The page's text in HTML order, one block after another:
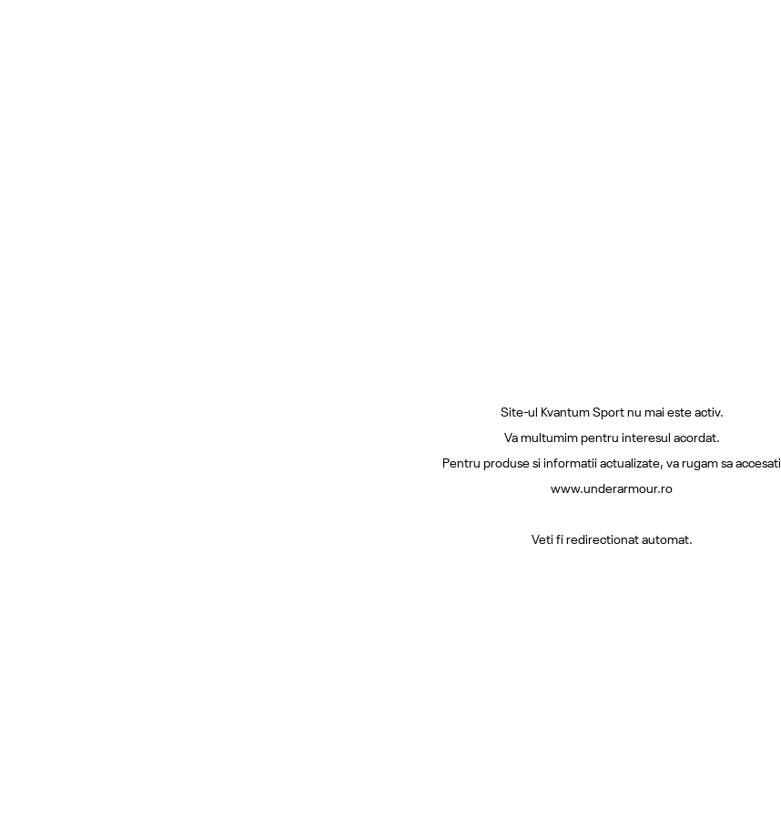
Site-ul Kvantum Sport nu mai este activ.
Va multumim pentru interesul acordat.
Pentru produse si informatii actualizate, va rugam sa accesati
www.underarmour.ro
Veti fi redirectionat automat.